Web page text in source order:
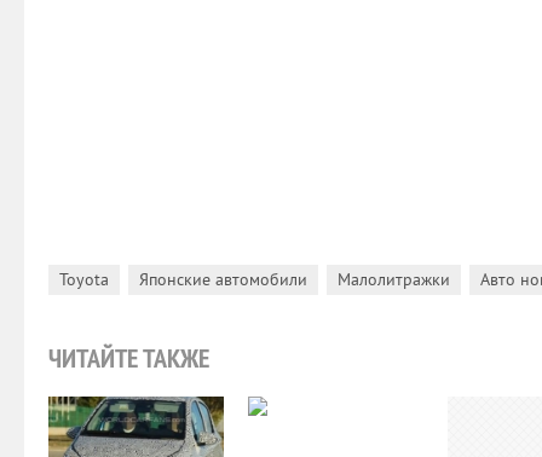
Toyota Японские автомобили Малолитражки Авто
ЧИТАЙТЕ ТАКЖЕ